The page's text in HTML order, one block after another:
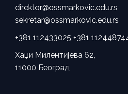
direktor@ossmarkovic.edu.rs
sekretar@ossmarkovic.edu.rs
+381 112433025 +381
Хаџи Милентијева 62,
11000 Београд